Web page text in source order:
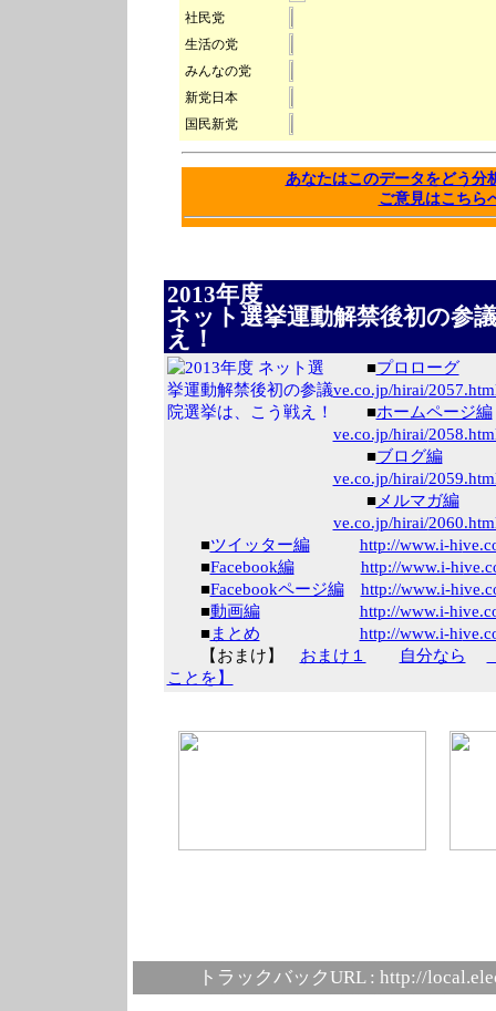
社民党
生活の党
みんなの党
新党日本
国民新党
あなたはこのデータをどう
ご意見はこちら
2013年度
ネット選挙運動解禁後初の参
え！
■プロローグ
ve.co.jp/hirai/
■ホームページ編
ve.co.jp/hirai/
■ブログ編
ve.co.jp/hirai/
■メルマガ編
ve.co.jp/hirai/
■ツイッター編 http://www.i-hi
■Facebook編 http://www.i-hi
■Facebookページ編 http://www.i-hi
■動画編 http://www.i-hi
■まとめ http://www.i-hi
【おまけ】 おまけ１ 自分なら
ことを】
トラックバックURL : http://